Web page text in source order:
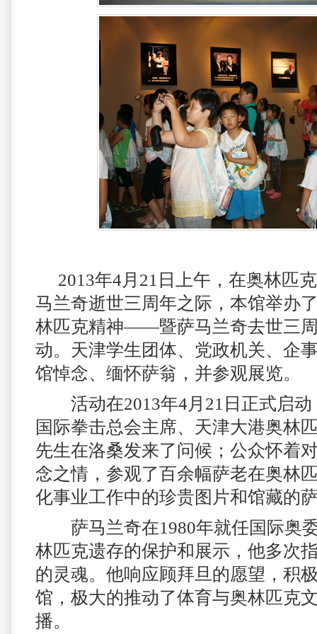
2013年4 月 21 日上午，在奥林匹
马兰奇逝世三周年之际，本馆举办
林匹克精神——暨萨马兰奇去世三
动。天津学生团体、党政机关、企
馆悼念、缅怀萨翁，并参观展览。
活动在2013年4 月 21 日正式启
国际拳击总会主席、天津大港奥林
先生在洛桑发来了问候；公众怀着
念之情，参观了百余幅萨老在奥林
化事业工作中的珍贵图片和馆藏的
萨马兰奇在1980年就任国际奥
林匹克遗存的保护和展示，他多次
的灵魂。他响应顾拜旦的愿望，积
馆，极大的推动了体育与奥林匹克
播。